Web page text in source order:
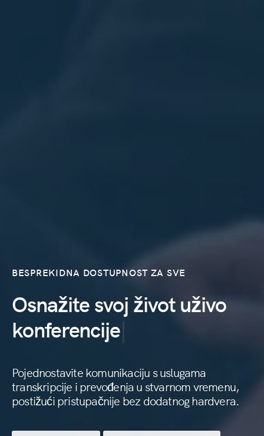
BESPREKIDNA DOSTUPNOST ZA SVE
Osnažite svoj život uživo
konferencije
Pojednostavite komunikaciju s uslugama
transkripcije i prevođenja u stvarnom vremenu,
postižući pristupačnije bez dodatnog hardvera.